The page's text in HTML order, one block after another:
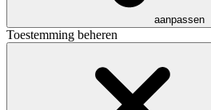
aanpassen
Toestemming beheren